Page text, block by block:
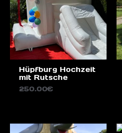
Hüpfburg Hochzeit
mit Rutsche
250.00€